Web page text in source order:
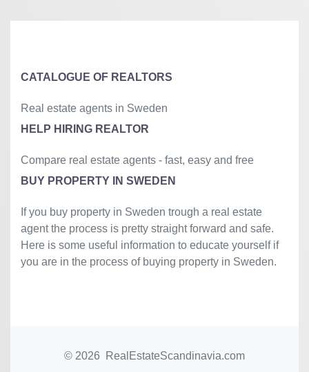
CATALOGUE OF REALTORS
Real estate agents in Sweden
HELP HIRING REALTOR
Compare real estate agents - fast, easy and free
BUY PROPERTY IN SWEDEN
If you buy property in Sweden trough a real estate
agent the process is pretty straight forward and safe.
Here is some useful information to educate yourself if
you are in the process of buying property in Sweden.
© 2026 RealEstateScandinavia.com